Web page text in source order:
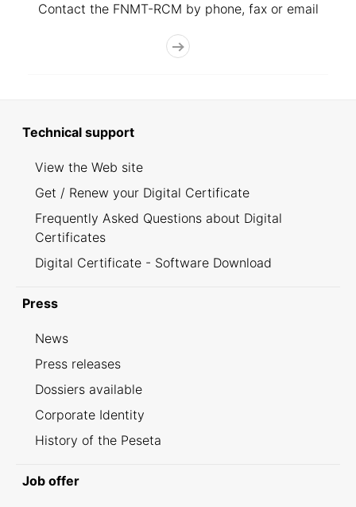
Contact the FNMT-RCM by phone, fax or email
Technical support
View the Web site
Get / Renew your Digital Certificate
Frequently Asked Questions about Digital
Certificates
Digital Certificate - Software Download
Press
News
Press releases
Dossiers available
Corporate Identity
History of the Peseta
Job offer